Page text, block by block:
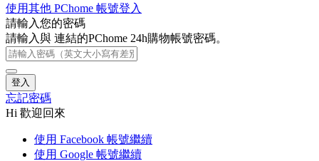
使用其他 PChome 帳號登入
請輸入您的密碼
請輸入與 連結的PChome 24h購物帳號密碼。
登入
忘記密碼
Hi 歡迎回來
使用 Facebook 帳號繼續
使用 Google 帳號繼續